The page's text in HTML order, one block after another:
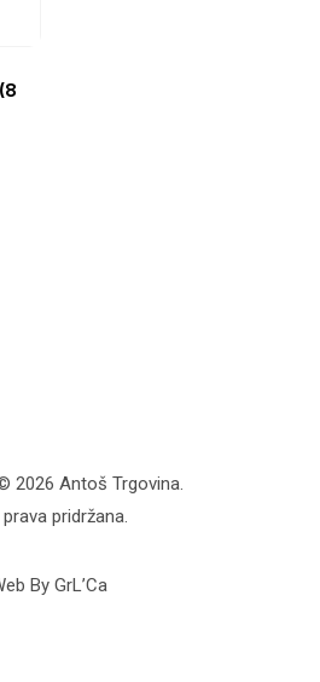
2026 Antoš Trgovina.
prava pridržana.
By GrL’Ca